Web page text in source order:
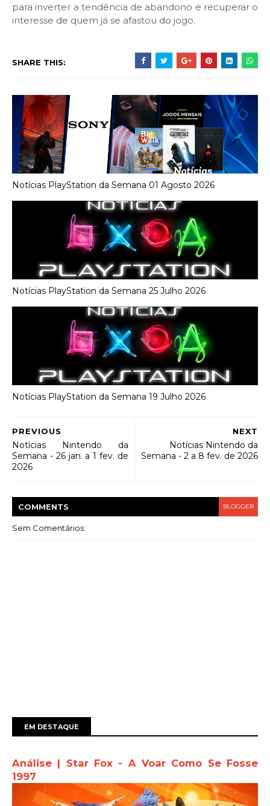
para inverter a tendência de abandono e recuperar o
interesse de quem já se afastou do jogo.
SHARE THIS:
Notícias PlayStation da Semana 01 Agosto 2026
Notícias PlayStation da Semana 25 Julho 2026
Notícias PlayStation da Semana 19 Julho 2026
NEXT
Notícias Nintendo da
Semana - 2 a 8 fev. de 2026
PREVIOUS
Notícias Nintendo da
Semana - 26 jan. a 1 fev. de
2026
COMMENTS BLOGGER
Sem Comentários:
EM DESTAQUE
Análise | Star Fox - A Voar Como Se Fosse
1997